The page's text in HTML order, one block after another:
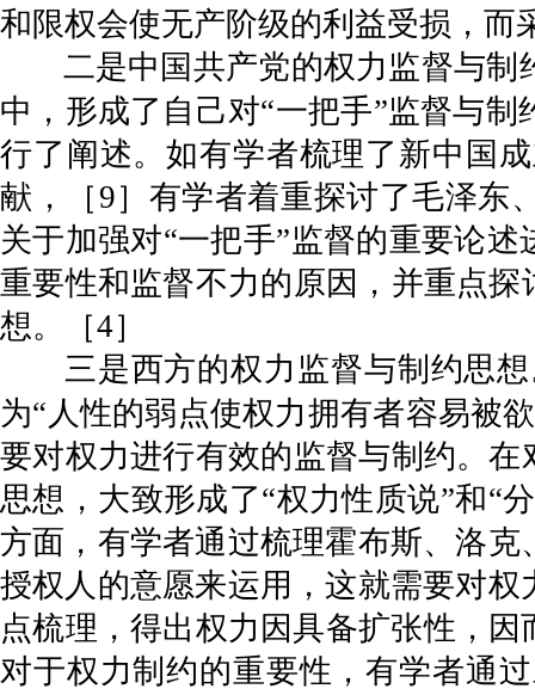
和限权会使无产阶级的利益受损，而
二是中国共产党的权力监督与
中，形成了自己对“一把手”监督与
行了阐述。如有学者梳理了新中国
献，［9］有学者着重探讨了毛泽东
关于加强对“一把手”监督的重要论
重要性和监督不力的原因，并重点
想。［4］
三是西方的权力监督与制约思
为“人性的弱点使权力拥有者容易被
要对权力进行有效的监督与制约。
思想，大致形成了“权力性质说”和“
方面，有学者通过梳理霍布斯、洛
授权人的意愿来运用，这就需要对
点梳理，得出权力因具备扩张性，
对于权力制约的重要性，有学者通